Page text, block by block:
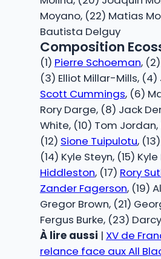
Moyano, (22) Matias
Bautista Delguy
Composition
(1) Pierre Schoeman,
(3) Elliot Millar-Mills, (4)
Scott Cummings, (6)
Rory Darge, (8) Jack
White, (10) Tom Jordan,
(12) Sione Tuipulotu, (13)
(14) Kyle Steyn, (15)
Hiddleston, (17) Rory
Zander Fagerson, (19)
Gregor Brown, (21)
Fergus Burke, (23)
À lire aussi | XV de
relance face aux All